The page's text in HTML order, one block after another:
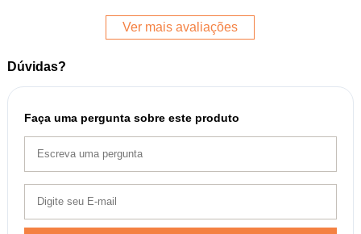
Ver mais avaliações
Dúvidas?
Faça uma pergunta sobre este produto